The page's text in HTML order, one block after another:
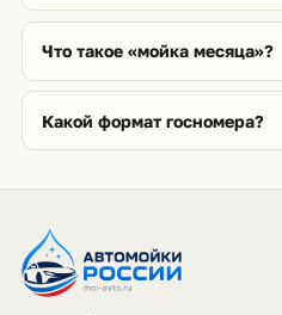
Что такое «мойка месяца»?
Какой формат госномера?